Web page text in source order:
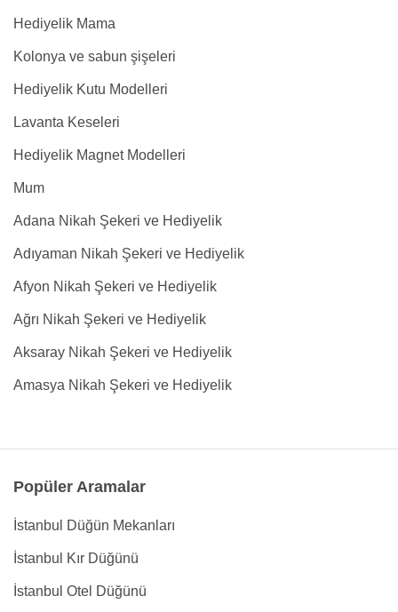
Hediyelik Mama
Kolonya ve sabun şişeleri
Hediyelik Kutu Modelleri
Lavanta Keseleri
Hediyelik Magnet Modelleri
Mum
Adana Nikah Şekeri ve Hediyelik
Adıyaman Nikah Şekeri ve Hediyelik
Afyon Nikah Şekeri ve Hediyelik
Ağrı Nikah Şekeri ve Hediyelik
Aksaray Nikah Şekeri ve Hediyelik
Amasya Nikah Şekeri ve Hediyelik
Popüler Aramalar
İstanbul Düğün Mekanları
İstanbul Kır Düğünü
İstanbul Otel Düğünü